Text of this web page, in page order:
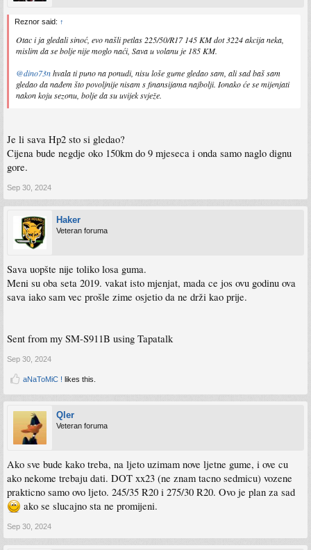
Reznor said: ↑
Otac i ja gledali sinoć, evo našli petlas 225/50/R17 145 KM dot 3224 akcija neka,
mislim da se bolje nije moglo naći, Sava u volanu je 185 KM.
@dino73nhvala ti puno na ponudi, nisu loše gume gledao sam, ali sad baš sam
gledao da nađem što povoljnije nisam s finansijama najbolji. Ionako će se mijenjati
nakon koju sezonu, bolje da su uvijek svježe.
Je li sava Hp2 sto si gledao?
Cijena bude negdje oko 150km do 9 mjeseca i onda samo naglo dignu
gore.
Sep 30, 2024
Haker
Veteran foruma
Sava uopšte nije toliko losa guma.
Meni su oba seta 2019. vakat isto mjenjat, mada ce jos ovu godinu ova
sava iako sam vec prošle zime osjetio da ne drži kao prije.
Sent from my SM-S911B using Tapatalk
Sep 30, 2024
aNaToMiC ! likes this.
Qler
Veteran foruma
Ako sve bude kako treba, na ljeto uzimam nove ljetne gume, i ove cu
ako nekome trebaju dati. DOT xx23 (ne znam tacno sedmicu) vozene
prakticno samo ovo ljeto. 245/35 R20 i 275/30 R20. Ovo je plan za sad
ako se slucajno sta ne promijeni.
Sep 30, 2024